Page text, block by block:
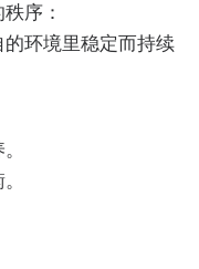
序：
环境里稳定而持续